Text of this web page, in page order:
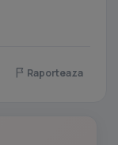
Raporteaza